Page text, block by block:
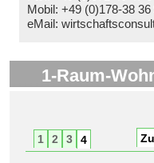
Mobil: +49 (0)178-38 36
eMail:
1-Raum-
1 2 3 4